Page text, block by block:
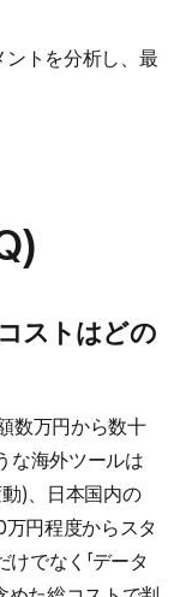
ントを分析し、最
ストはどの
数万円から数十
な海外ツールは
)、日本国内の
円程度からスタ
でなく「データ